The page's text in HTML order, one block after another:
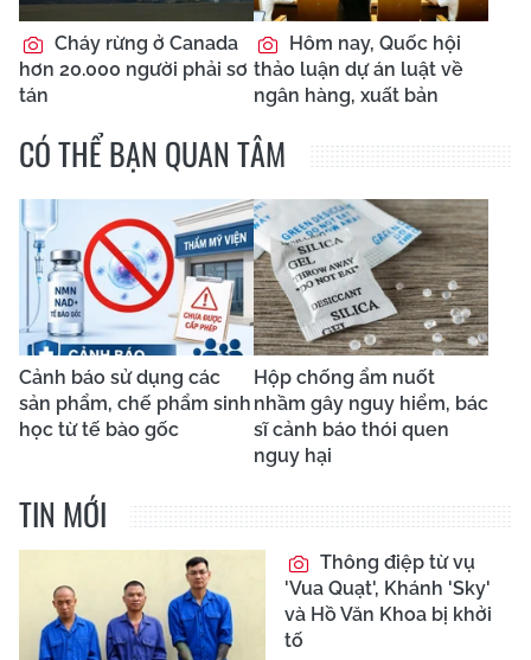
Cháy rừng ở Canada
hơn 20.000 người phải sơ
tán
Hôm nay, Quốc hội
thảo luận dự án luật về
ngân hàng, xuất bản
CÓ THỂ BẠN QUAN TÂM
Cảnh báo sử dụng các
sản phẩm, chế phẩm sinh
học từ tế bào gốc
Hộp chống ẩm nuốt
nhầm gây nguy hiểm, bác
sĩ cảnh báo thói quen
nguy hại
TIN MỚI
Thông điệp từ vụ
'Vua Quạt', Khánh 'Sky'
và Hồ Văn Khoa bị khởi
tố